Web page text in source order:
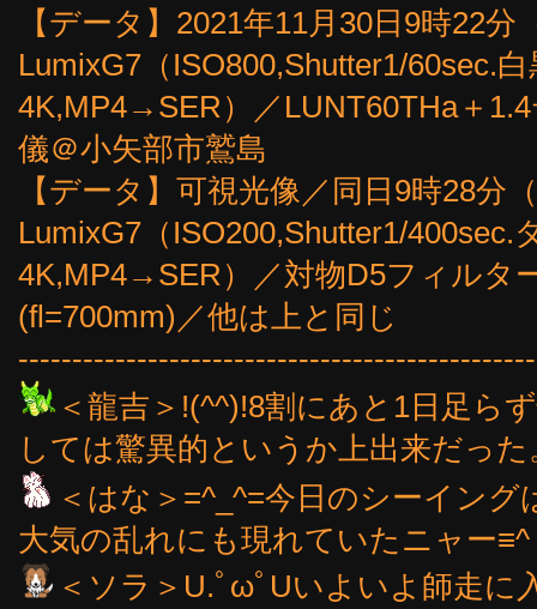
【データ】2021年11月30日9時22分
LumixG7（ISO800,Shutter1/60sec.
4K,MP4→SER）／LUNT60THa＋
儀＠小矢部市鷲島
【データ】可視光像／同日9時28分
LumixG7（ISO200,Shutter1/
4K,MP4→SER）／対物D5フィルタ
(fl=700mm)／他は上と同じ
＜龍吉＞!(^^)!8割にあと1日足ら
しては驚異的というか上出来だっ
＜はな＞=^_^=今日のシーイン
大気の乱れにも現れていたニャー≡^
＜ソラ＞U.ﾟωﾟUいよいよ師走に